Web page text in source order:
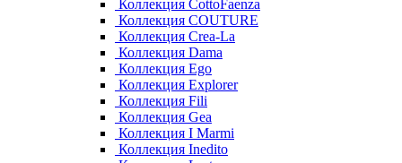
Коллекция CottoFaenza
Коллекция COUTURE
Коллекция Crea-La
Коллекция Dama
Коллекция Ego
Коллекция Explorer
Коллекция Fili
Коллекция Gea
Коллекция I Marmi
Коллекция Inedito